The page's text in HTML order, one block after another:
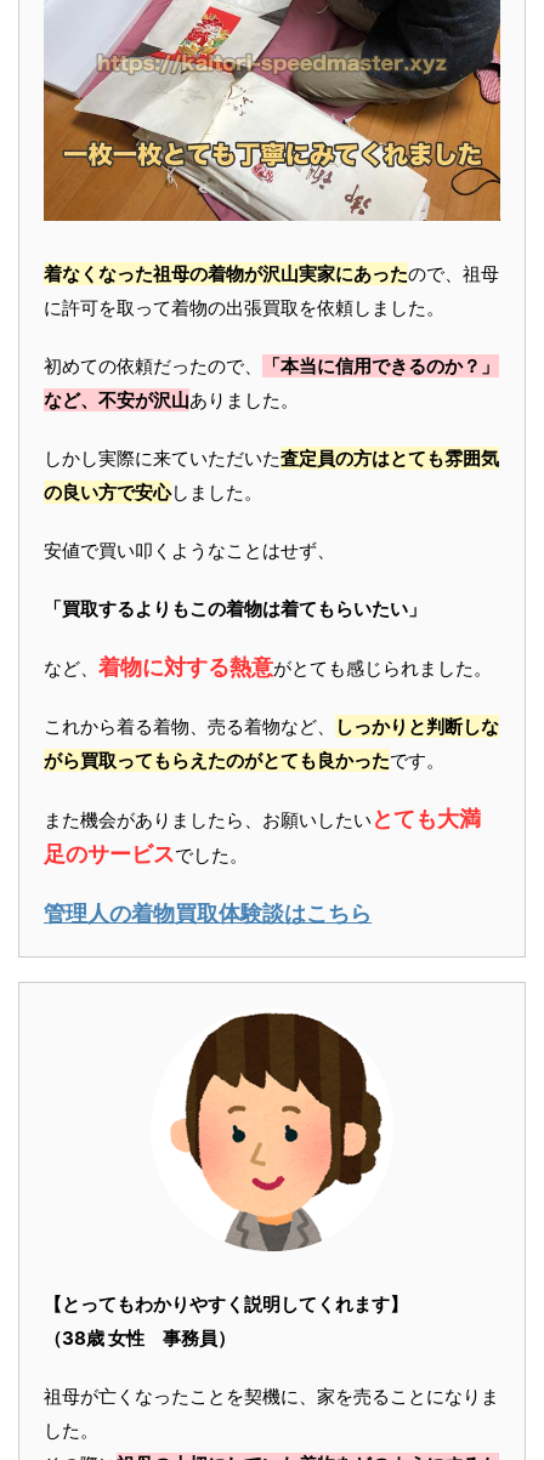
着なくなった祖母の着物が沢山実家にあったので、祖母
に許可を取って着物の出張買取を依頼しました。
初めての依頼だったので、
「本当に信用できるのか？」
など、不安が沢山ありました。
しかし実際に来ていただいた査定員の方はとても雰囲気
の良い方で安心しました。
安値で買い叩くようなことはせず、
「買取するよりもこの着物は着てもらいたい」
など、 着物に対する熱意がとても感じられました。
これから着る着物、売る着物など、
しっかりと判断しな
がら買取ってもらえたのがとても良かったです。
また機会がありましたら、お願いしたい とても大満
足のサービスでした。
管理人の着物買取体験談はこちら
【とってもわかりやすく説明してくれます】
（38歳 女性 事務員）
祖母が亡くなったことを契機に、家を売ることになりま
した。